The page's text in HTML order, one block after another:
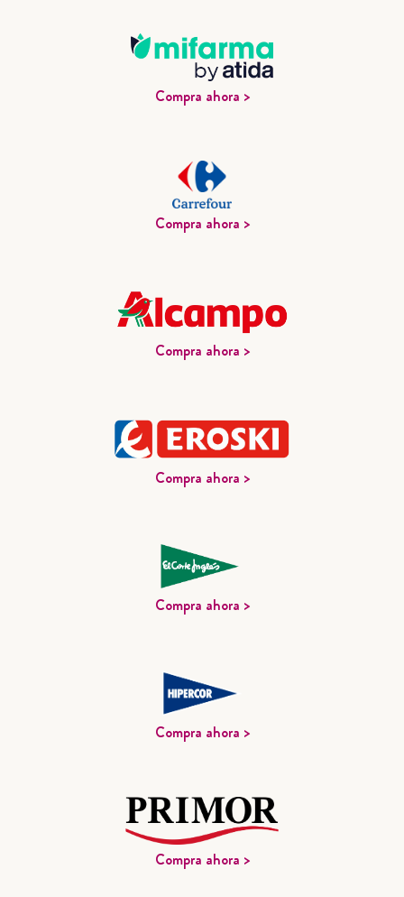
Compra ahora >
Compra ahora >
Compra ahora >
Compra ahora >
Compra ahora >
Compra ahora >
Compra ahora >